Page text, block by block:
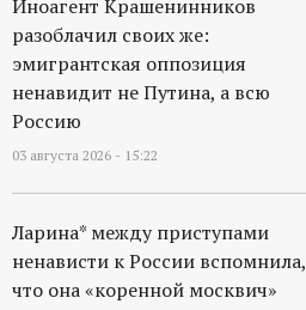
Иноагент Крашенинников
разоблачил своих же:
эмигрантская оппозиция
ненавидит не Путина, а всю
Россию
03 августа 2026 - 15:22
Ларина* между приступами
ненависти к России вспомнила,
что она «коренной москвич»